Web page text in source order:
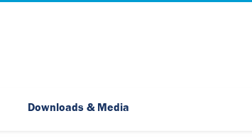
Downloads & Media